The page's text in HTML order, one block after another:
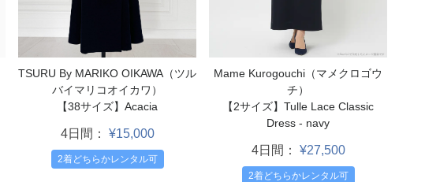
TSURU By MARIKO OIKAWA（ツル
バイマリコオイカワ）
【38サイズ】Acacia
4日間： ¥15,000
2着どちらかレンタル可
Mame Kurogouchi（マメクロゴウ
チ）
【2サイズ】Tulle Lace Classic
Dress - navy
4日間： ¥27,500
2着どちらかレンタル可